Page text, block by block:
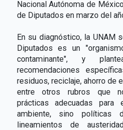
Nacional Autónoma de
de Diputados en marzo del
En su diagnóstico, la UNAM
Diputados es un
contaminante", y
recomendaciones
residuos, reciclaje, ahorro de
entre otros rubros que
prácticas adecuadas
ambiente, sino políticas
lineamientos de